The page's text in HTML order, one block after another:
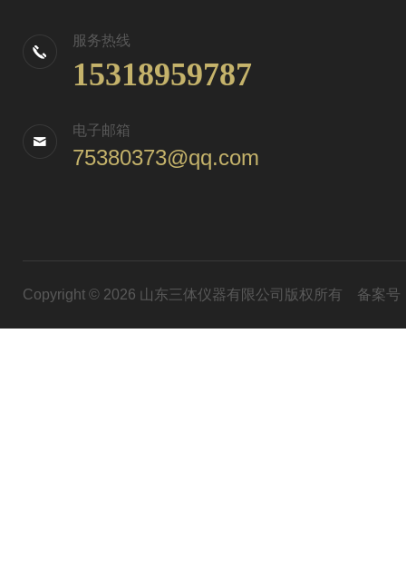
服务热线
15318959787
电子邮箱
75380373@qq.com
Copyright © 2026 山东三体仪器有限公司版权所有 备案号